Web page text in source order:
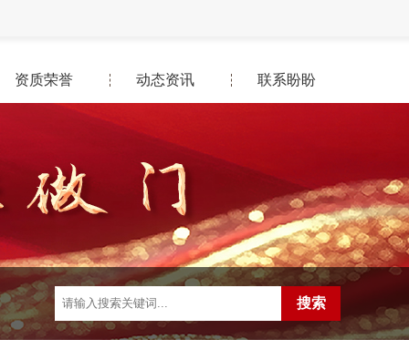
资质荣誉 动态资讯 联系盼盼